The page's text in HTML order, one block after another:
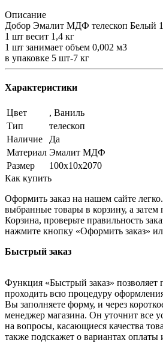
Описание
Добор Эмалит МДФ телескоп Белый
1 шт весит 1,4 кг
1 шт занимает объем 0,002 м3
в упаковке 5 шт-7 кг
Характеристики
Цвет
, Ваниль
Тип
телескоп
Наличие
Да
Материал Эмалит МДФ
Размер
100х10х2070
Как купить
Оформить заказ на нашем сайте
выбранные товары в корзину, а затем
Корзина, проверьте правильность
нажмите кнопку «Оформить заказ»
Быстрый заказ
Функция «Быстрый заказ» позволяет
проходить всю процедуру оформления
Вы заполняете форму, и через
менеджер магазина. Он уточнит все
на вопросы, касающиеся качества
также подскажет о вариантах оплаты